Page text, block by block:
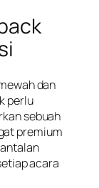
dan
perlu
sebuah
premium
acara